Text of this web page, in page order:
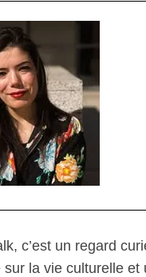
c’est un regard
sur la vie culturelle et